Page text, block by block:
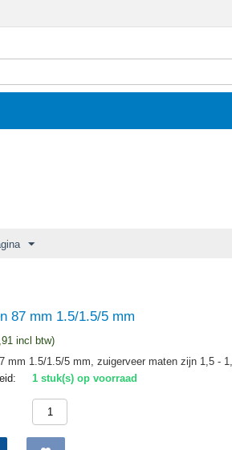
87 mm 1.5/1.5/5 mm
incl btw)
mm 1.5/1.5/5 mm, zuigerveer maten zijn 1,5 -
1 stuk(s) op voorraad